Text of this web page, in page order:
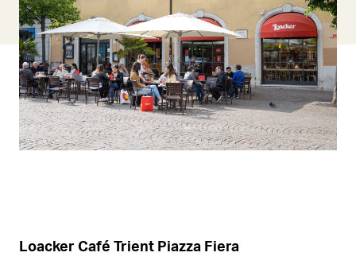
Loacker Café Trient Piazza Fiera